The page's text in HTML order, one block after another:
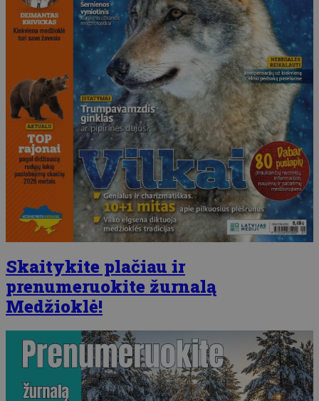
Skaitykite plačiau ir
prenumeruokite žurnalą
Medžioklė!